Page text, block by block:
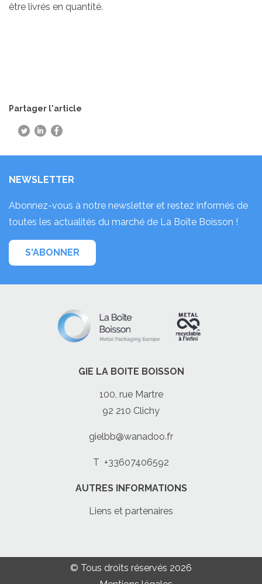
être livrés en quantité.
Partager l'article
NEWSLETTER
Abonnez-vous à notre newsletter et restez informés de
toutes les actualités du marché de La Boîte Boisson !
S'ABONNER
GIE LA BOITE BOISSON
100, rue Martre
92 210 Clichy
gielbb@wanadoo.fr
T +33607406592
AUTRES INFORMATIONS
Liens et partenaires
© Tous droits réservés 2026